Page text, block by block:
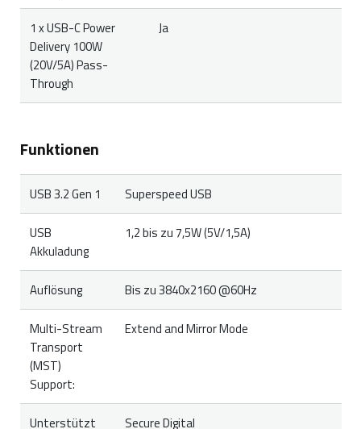
1 x USB-C Power
Delivery 100W
(20V/5A) Pass-
Through
Ja
Funktionen
USB 3.2 Gen 1 Superspeed USB
USB
Akkuladung
1,2 bis zu 7,5W (5V/1,5A)
Auflösung Bis zu 3840x2160 @60Hz
Multi-Stream
Transport
(MST)
Support:
Extend and Mirror Mode
Unterstützt
Secure Digital